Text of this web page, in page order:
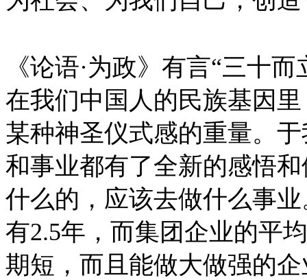
《论语·为政》有言“三十
在我们中国人的民族基因
某种神圣仪式感的重量。 于
和事业都有了全新的感悟
什么的，应该去做什么事业
有2.5年 ，而集团企业的平
期短，而且能做大做强的